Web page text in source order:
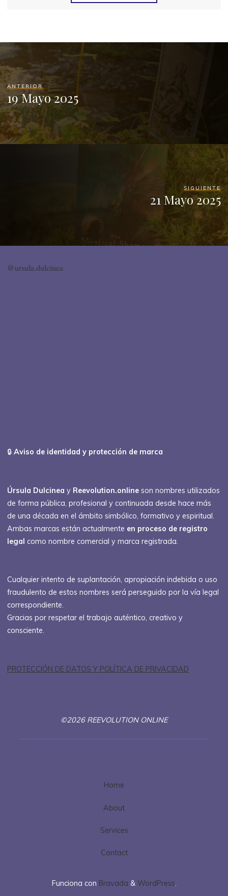
ANTERIOR
19 Mayo 2025
SIGUIENTE
21 Mayo 2025
@ursula.dulcinea
🔒Aviso de identidad y protección de marca
Úrsula Dulcinea y Reevolution.online son nombres utilizados
de forma pública, profesional y continuada desde hace más
de una década en el ámbito simbólico, formativo y espiritual.
Ambas marcas están actualmente en proceso de registro
legal como nombre comercial y marca registrada.
Cualquier intento de suplantación, apropiación indebida o uso
fraudulento de estos nombres será perseguido por la vía legal
correspondiente.
Gracias por respetar el trabajo auténtico, creativo y
consciente.
PROTECCIÓN DE DATOS Y POLÍTICA DE PRIVACIDAD
©2026 REEVOLUTION ONLINE
Home
About
Services
Contact
Funciona con Bravada & WordPress.